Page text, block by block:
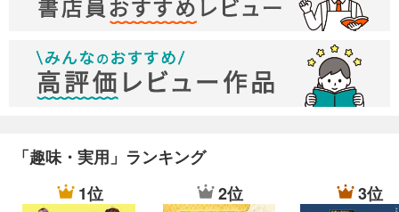
「趣味・実用」ランキング
1位
2位 3位